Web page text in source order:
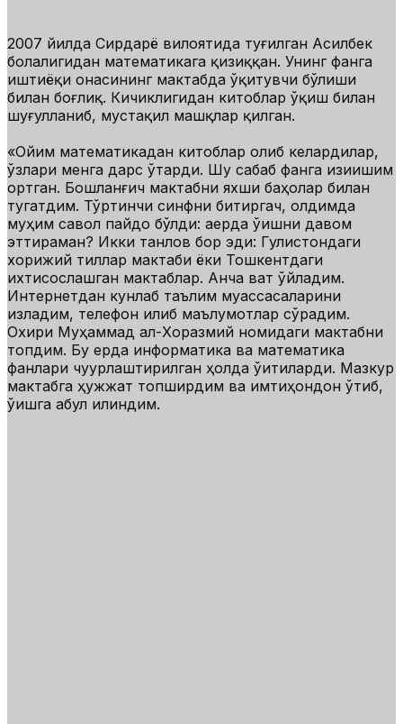
2007 йилда Сирдарё вилоятида туғилган Асилбек
болалигидан математикага қизиққан. Унинг фанга
иштиёқи онасининг мактабда ўқитувчи бўлиши
билан боғлиқ. Кичиклигидан китоблар ўқиш билан
шуғулланиб, мустақил машқлар қилган.
«Ойим математикадан китоблар олиб келардилар,
ўзлари менга дарс ўтарди. Шу сабаб фанга қизиқишим
ортган. Бошланғич мактабни яхши баҳолар билан
тугатдим. Тўртинчи синфни битиргач, олдимда
муҳим савол пайдо бўлди: қаерда ўқишни давом
эттираман? Икки танлов бор эди: Гулистондаги
хорижий тиллар мактаби ёки Тошкентдаги
ихтисослашган мактаблар. Анча вақт ўйладим.
Интернетдан кунлаб таълим муассасаларини
изладим, телефон қилиб маълумотлар сўрадим.
Охири Муҳаммад ал-Хоразмий номидаги мактабни
топдим. Бу ерда информатика ва математика
фанлари чуқурлаштирилган ҳолда ўқитиларди. Мазкур
мактабга ҳужжат топширдим ва имтиҳондон ўтиб,
ўқишга қабул қилиндим.